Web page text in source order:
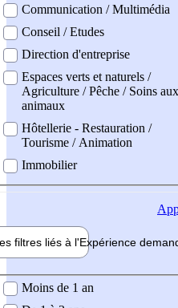
Communication / Multimédia
Conseil / Etudes
Direction d'entreprise
Espaces verts et naturels /
Agriculture / Pêche / Soins aux
animaux
Hôtellerie - Restauration /
Tourisme / Animation
Immobilier
filtres liés à l'Expérience
demandée
Moins de 1 an